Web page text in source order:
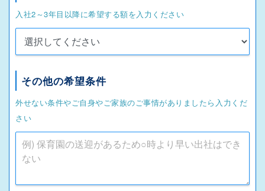
入社2～3年目以降に希望する額を入力ください
その他の希望条件
外せない条件やご自身やご家族のご事情がありましたら入力くだ
さい